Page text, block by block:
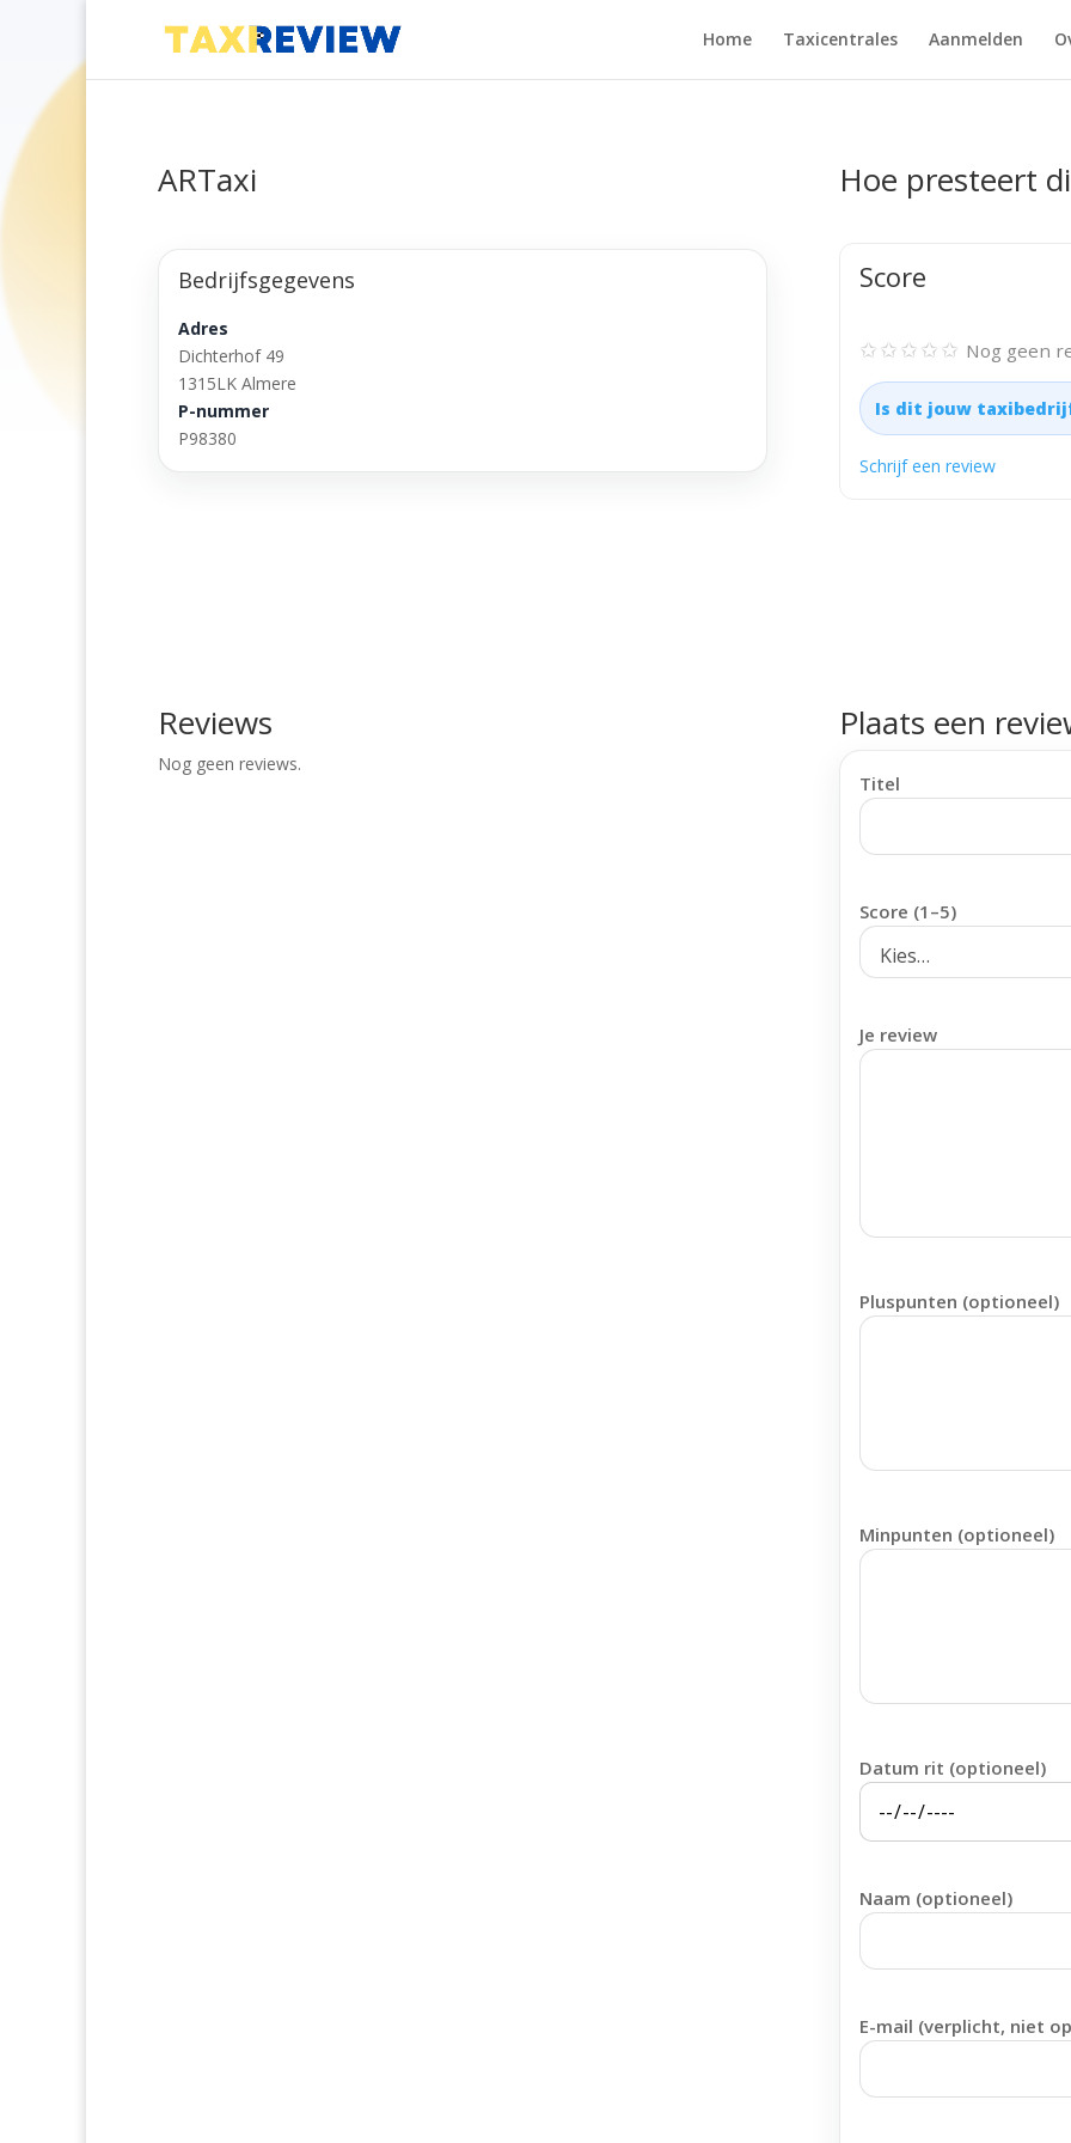
Home Taxicentrales Aanmelden
ARTaxi
Bedrijfsgegevens
Adres
Dichterhof 49
1315LK Almere
P-nummer
P98380
Hoe presteert
Score
✩✩✩✩✩ Nog geen
Is dit jouw
Schrijf een review
Reviews
Nog geen reviews.
Plaats een
Titel
Score (1–5)
Je review
Pluspunten (optioneel)
Minpunten (optioneel)
Datum rit (optioneel)
Naam (optioneel)
E-mail (verplicht, niet